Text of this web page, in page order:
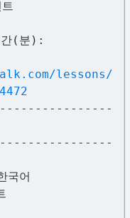
간(분):
lessons/
국어